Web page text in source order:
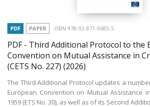
PDF PAPER ISBN 978-92-871-9683-5
PDF - Third Additional Protocol to the
Convention on Mutual Assistance in
(CETS No. 227) (2026)
The Third Additional Protocol updates a
European Convention on Mutual Assistance
1959 (ETS No. 30), as well as of its Second